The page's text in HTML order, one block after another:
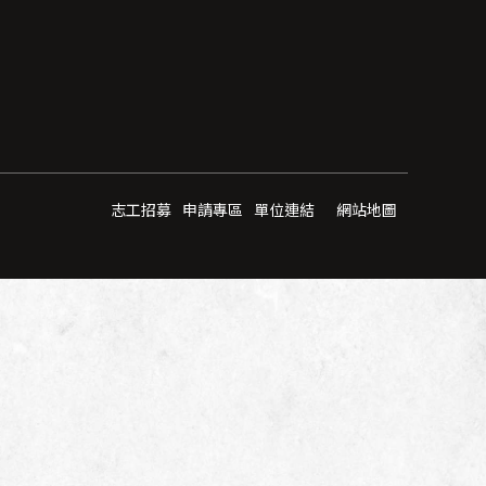
志工招募 申請專區 單位連結 網站地圖